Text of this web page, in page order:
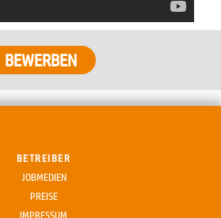
BEWERBEN
BETREIBER
JOBMEDIEN
PREISE
IMPRESSUM